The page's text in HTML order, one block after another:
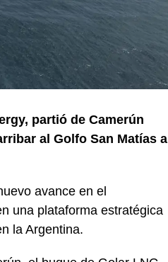
partió de Camerún
al Golfo San Matías a
avance en el
una plataforma estratégica
la Argentina.